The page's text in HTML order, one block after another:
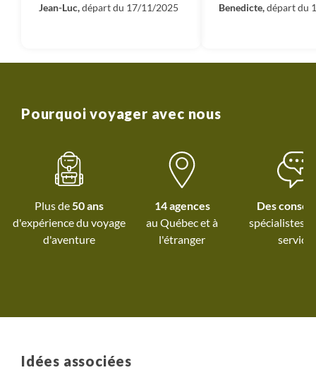
des lieux de restauration . Des
Jean-Luc,départ du 17/11/2025
beau pays.
moments de
Benedicte,départ du
Pourquoi voyager avec nous
Plus de50 ans
d'expérience du voyage
d'aventure
14 agences
au Québec età
l'étranger
Des
spécialistes
service
Idées associées